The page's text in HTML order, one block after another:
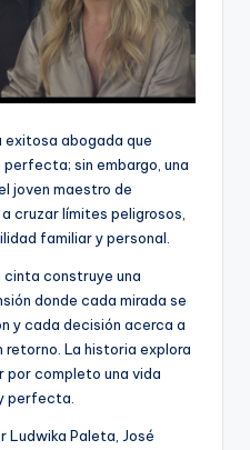
exitosa abogada que
sin embargo, una
joven maestro de
cruzar límites peligrosos,
familiar y personal.
cinta construye una
donde cada mirada se
y cada decisión acerca a
retorno. La historia explora
por completo una vida
perfecta.
Ludwika Paleta, José